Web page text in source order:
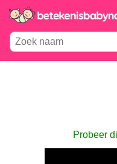
Probeer